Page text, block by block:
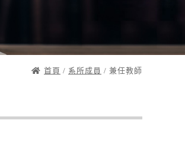
首頁 / 系所成員 / 兼任教師